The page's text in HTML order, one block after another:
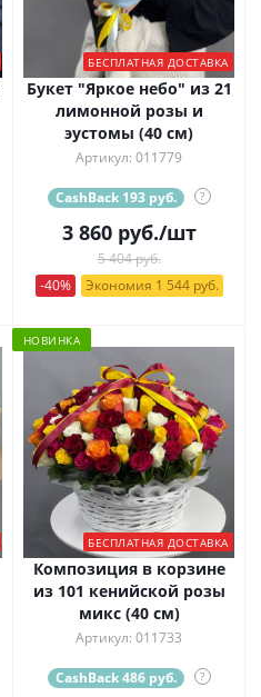
БЕСПЛАТНАЯ ДОСТАВКА
Букет "Яркое небо" из 21
лимонной розы и
эустомы (40 см)
Артикул: 011779
CashBack 193 руб. ?
3 860руб./шт
5 404 руб.
-40%
Экономия 1 544 руб.
НОВИНКА
БЕСПЛАТНАЯ ДОСТАВКА
Композиция в корзине
из 101 кенийской розы
микс (40 см)
Артикул: 011733
CashBack 486 руб. ?